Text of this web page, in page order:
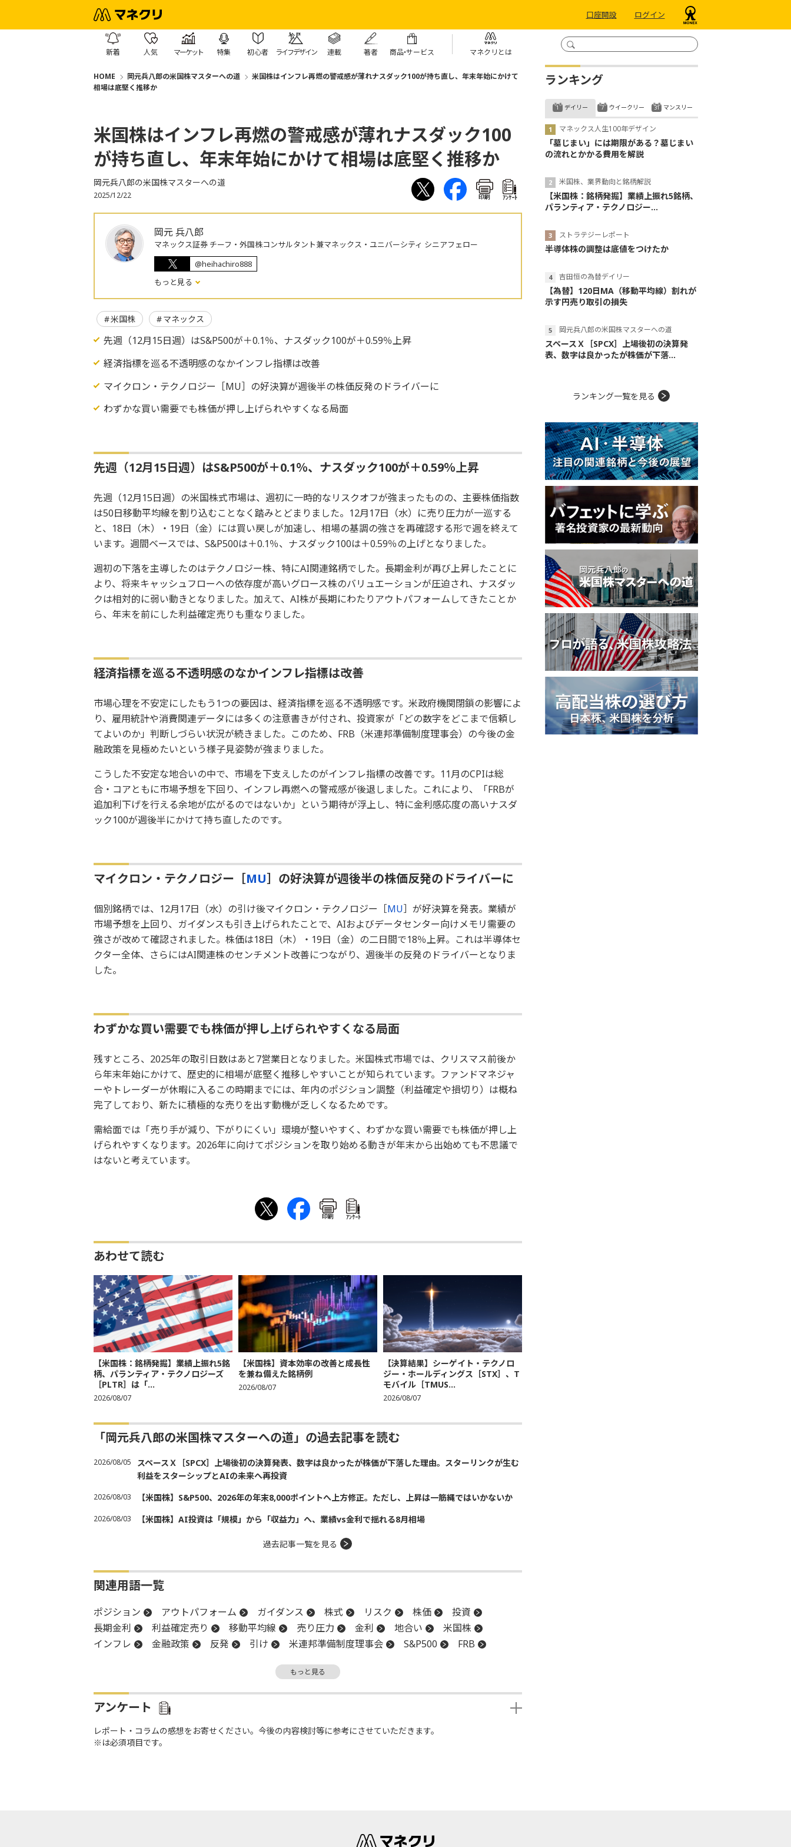
口座開設 ログイン
新着 人気 マーケット 特集 初心者 ライフデザイン 連載 著者 商品・サービス マネクリとは
HOME 岡元兵八郎の米国株マスターへの道
米国株はインフレ再燃の警戒感が薄れナスダック100が持ち直し、年末年始にかけて
相場は底堅く推移か
米国株はインフレ再燃の警戒感が薄れナスダック100
が持ち直し、年末年始にかけて相場は底堅く推移か
岡元兵八郎の米国株マスターへの道
2025/12/22 印刷 ｱﾝｹｰﾄ
岡元 兵八郎
マネックス証券 チーフ・外国株コンサルタント兼マネックス・ユニバーシティ シニアフェロー
@heihachiro888
もっと見る
米国株 マネックス
先週（12月15日週）はS&P500が＋0.1％、ナスダック100が＋0.59％上昇
経済指標を巡る不透明感のなかインフレ指標は改善
マイクロン・テクノロジー［MU］の好決算が週後半の株価反発のドライバーに
わずかな買い需要でも株価が押し上げられやすくなる局面
先週（12月15日週）はS&P500が＋0.1％、ナスダック100が＋0.59％上昇
先週（12月15日週）の米国株式市場は、週初に一時的なリスクオフが強まったものの、主要株価指数
は50日移動平均線を割り込むことなく踏みとどまりました。12月17日（水）に売り圧力が一巡する
と、18日（木）・19日（金）には買い戻しが加速し、相場の基調の強さを再確認する形で週を終えて
います。週間ベースでは、S&P500は＋0.1％、ナスダック100は＋0.59％の上げとなりました。
週初の下落を主導したのはテクノロジー株、特にAI関連銘柄でした。長期金利が再び上昇したことに
より、将来キャッシュフローへの依存度が高いグロース株のバリュエーションが圧迫され、ナスダッ
クは相対的に弱い動きとなりました。加えて、AI株が長期にわたりアウトパフォームしてきたことか
ら、年末を前にした利益確定売りも重なりました。
経済指標を巡る不透明感のなかインフレ指標は改善
市場心理を不安定にしたもう1つの要因は、経済指標を巡る不透明感です。米政府機関閉鎖の影響によ
り、雇用統計や消費関連データには多くの注意書きが付され、投資家が「どの数字をどこまで信頼し
てよいのか」判断しづらい状況が続きました。このため、FRB（米連邦準備制度理事会）の今後の金
融政策を見極めたいという様子見姿勢が強まりました。
こうした不安定な地合いの中で、市場を下支えしたのがインフレ指標の改善です。11月のCPIは総
合・コアともに市場予想を下回り、インフレ再燃への警戒感が後退しました。これにより、「FRBが
追加利下げを行える余地が広がるのではないか」という期待が浮上し、特に金利感応度の高いナスダ
ック100が週後半にかけて持ち直したのです。
マイクロン・テクノロジー［MU］の好決算が週後半の株価反発のドライバーに
個別銘柄では、12月17日（水）の引け後マイクロン・テクノロジー［MU］が好決算を発表。業績が
市場予想を上回り、ガイダンスも引き上げられたことで、AIおよびデータセンター向けメモリ需要の
強さが改めて確認されました。株価は18日（木）・19日（金）の二日間で18％上昇。これは半導体セ
クター全体、さらにはAI関連株のセンチメント改善につながり、週後半の反発のドライバーとなりま
した。
わずかな買い需要でも株価が押し上げられやすくなる局面
残すところ、2025年の取引日数はあと7営業日となりました。米国株式市場では、クリスマス前後か
ら年末年始にかけて、歴史的に相場が底堅く推移しやすいことが知られています。ファンドマネジャ
ーやトレーダーが休暇に入るこの時期までには、年内のポジション調整（利益確定や損切り）は概ね
完了しており、新たに積極的な売りを出す動機が乏しくなるためです。
需給面では「売り手が減り、下がりにくい」環境が整いやすく、わずかな買い需要でも株価が押し上
げられやすくなります。2026年に向けてポジションを取り始める動きが年末から出始めても不思議で
はないと考えています。
印刷 ｱﾝｹｰﾄ
あわせて読む
【米国株：銘柄発掘】業績上振れ5銘
柄、パランティア・テクノロジーズ
［PLTR］は「...
2026/08/07
【米国株】資本効率の改善と成長性
を兼ね備えた銘柄例
2026/08/07
【決算結果】シーゲイト・テクノロ
ジー・ホールディングス［STX］、T
モバイル［TMUS...
2026/08/07
「岡元兵八郎の米国株マスターへの道」の過去記事を読む
2026/08/05
スペースＸ［SPCX］上場後初の決算発表、数字は良かったが株価が下落した理由。スターリンクが生む
利益をスターシップとAIの未来へ再投資
2026/08/03 【米国株】S&P500、2026年の年末8,000ポイントへ上方修正。ただし、上昇は一筋縄ではいかないか
2026/08/03 【米国株】AI投資は「規模」から「収益力」へ、業績vs金利で揺れる8月相場
過去記事一覧を見る
関連用語一覧
ポジション アウトパフォーム ガイダンス 株式 リスク 株価
投資
長期金利
利益確定売り 移動平均線 売り圧力 金利 地合い
米国株
インフレ
金融政策 反発 引け 米連邦準備制度理事会 S&P500
FRB
ファンド ファンドマネジャー
リスクオフ
もっと見る
アンケート
レポート・コラムの感想をお寄せください。今後の内容検討等に参考にさせていただきます。
※は必須項目です。
ランキング
デイリー
マネックス人生100年デザイン
「墓じまい」には期限がある？墓じまい
の流れとかかる費用を解説
米国株、業界動向と銘柄解説
【米国株：銘柄発掘】業績上振れ5銘柄、
パランティア・テクノロジー...
ストラテジーレポート
半導体株の調整は底値をつけたか
吉田恒の為替デイリー
【為替】120日MA（移動平均線）割れが
示す円売り取引の損失
岡元兵八郎の米国株マスターへの道
スペースＸ［SPCX］上場後初の決算発
表、数字は良かったが株価が下落...
ウイークリー マンスリー
ランキング一覧を見る